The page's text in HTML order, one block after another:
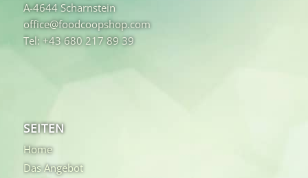
A-4644 Scharnstein
office@foodcoopshop.com
Tel: +43 680 217 89 39
SEITEN
Home
Das Angebot